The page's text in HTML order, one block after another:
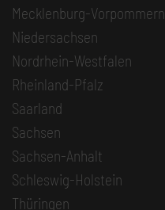
Mecklenburg-Vorpommern
Niedersachsen
Nordrhein-Westfalen
Rheinland-Pfalz
Saarland
Sachsen
Sachsen-Anhalt
Schleswig-Holstein
Thüringen